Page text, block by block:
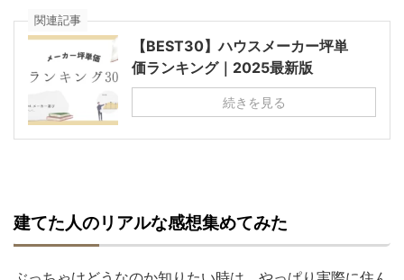
関連記事
【BEST30】ハウスメーカー坪単
価ランキング｜2025最新版
続きを見る
建てた人のリアルな感想集めてみた